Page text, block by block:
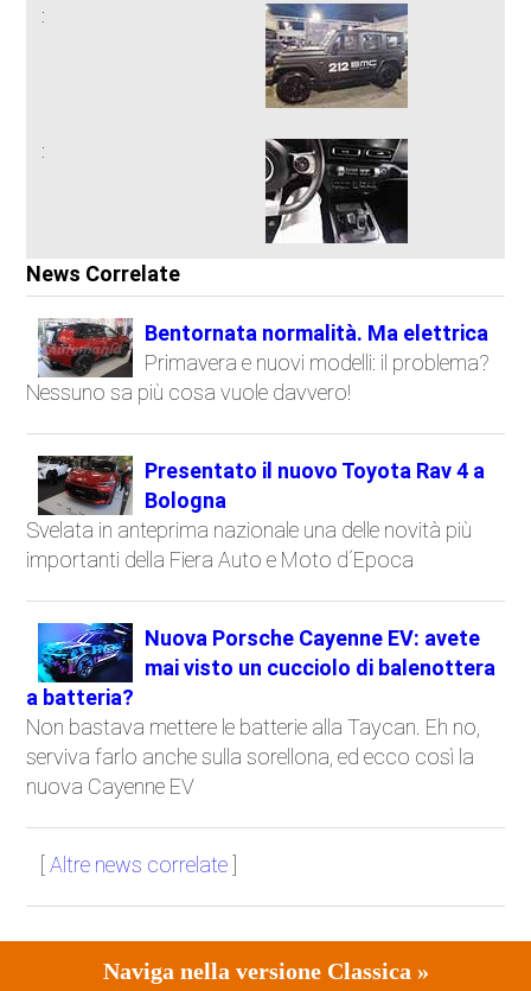
News Correlate
Bentornata normalità. Ma elettrica
Primavera e nuovi modelli: il problema?
Nessuno sa più cosa vuole davvero!
Presentato il nuovo Toyota Rav 4 a
Bologna
Svelata in anteprima nazionale una delle novità più
importanti della Fiera Auto e Moto d´Epoca
Nuova Porsche Cayenne EV: avete
mai visto un cucciolo di balenottera
a batteria?
Non bastava mettere le batterie alla Taycan. Eh no,
serviva farlo anche sulla sorellona, ed ecco così la
nuova Cayenne EV
Altre news correlate
Naviga nella versione Classica »